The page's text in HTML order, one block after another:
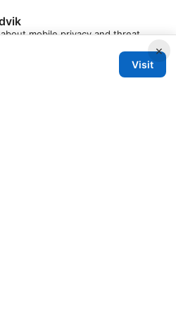
mobile privacy and threat
×
Visit